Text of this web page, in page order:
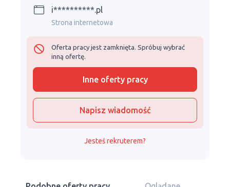
i**********.pl
Strona internetowa
Oferta pracy jest zamknięta. Spróbuj wybrać
inną ofertę.
Inne oferty pracy
Napisz wiadomość
Jesteś rekruterem?